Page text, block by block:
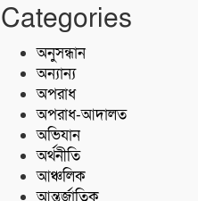
আরোহী ঠিকাদারের
Categories
অনুসন্ধান
অন্যান্য
অপরাধ
অপরাধ-আদালত
অভিযান
অর্থনীতি
আঞ্চলিক